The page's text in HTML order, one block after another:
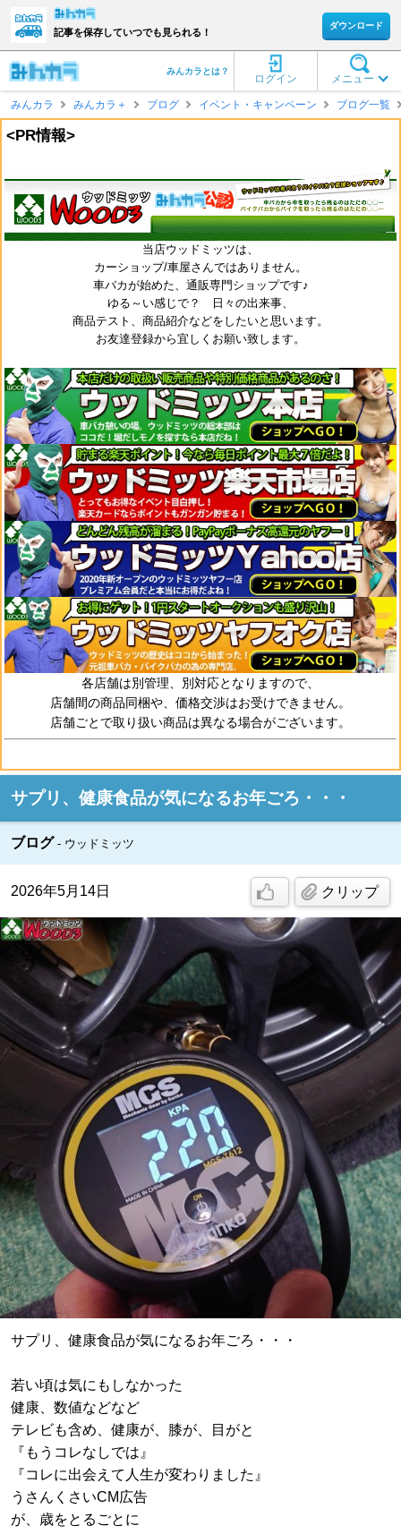
記事を保存していつでも見られる！
ダウンロード
メニュー
ログイン
みんカラとは？
みんカラ みんカラ＋ ブログ イベント・キャンペーン ブログ一覧
<PR情報>
当店ウッドミッツは、
カーショップ/車屋さんではありません。
車バカが始めた、通販専門ショップです♪
ゆる～い感じで？ 日々の出来事、
商品テスト、商品紹介などをしたいと思います。
お友達登録から宜しくお願い致します。
各店舗は別管理、別対応となりますので、
店舗間の商品同梱や、価格交渉はお受けできません。
店舗ごとで取り扱い商品は異なる場合がございます。
サプリ、健康食品が気になるお年ごろ・・・
ブログ ウッドミッツ
2026年5月14日 クリップ
サプリ、健康食品が気になるお年ごろ・・・
若い頃は気にもしなかった
健康、数値などなど
テレビも含め、健康が、膝が、目がと
『もうコレなしでは』
『コレに出会えて人生が変わりました』
うさんくさいCM広告
が、歳をとるごとに